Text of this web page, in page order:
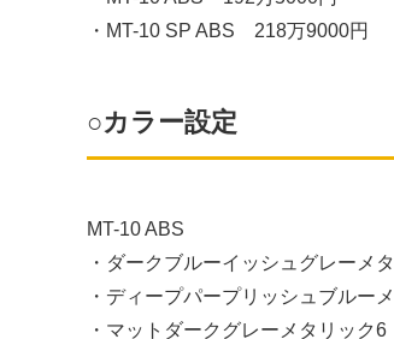
・MT-10 SP ABS 218万9000円
○カラー設定
MT-10 ABS
・ダークブルーイッシュグレー
・ディープパープリッシュブル
・マットダークグレーメタリッ